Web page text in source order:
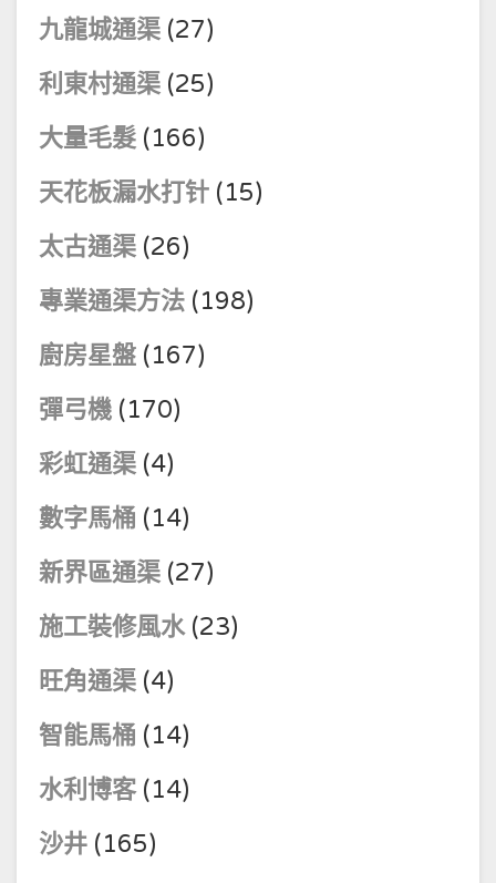
九龍城通渠 (27)
利東村通渠 (25)
大量毛髮 (166)
天花板漏水打针 (15)
太古通渠 (26)
專業通渠方法 (198)
廚房星盤 (167)
彈弓機 (170)
彩虹通渠 (4)
數字馬桶 (14)
新界區通渠 (27)
施工裝修風水(23)
旺角通渠 (4)
智能馬桶 (14)
水利博客(14)
沙井 (165)